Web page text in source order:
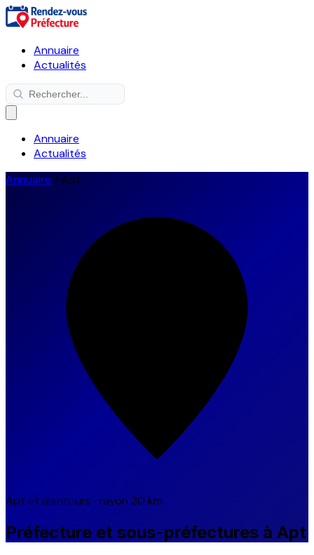
Annuaire
Actualités
Annuaire
Actualités
Annuaire /Apt
Apt et alentours · rayon 30 km
Préfecture et sous-préfectures à Apt